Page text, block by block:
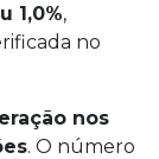
1,0%,
no
nos
. O número